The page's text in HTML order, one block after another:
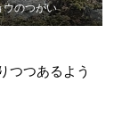
ウのつがい
つつあるよう